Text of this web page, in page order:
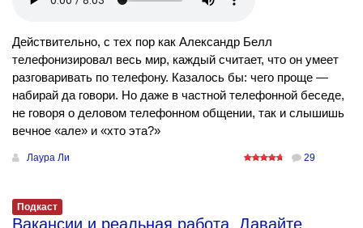
Действительно, с тех пор как Александр Белл
телефонизировал весь мир, каждый считает, что он умеет
разговаривать по телефону. Казалось бы: чего проще —
набирай да говори. Но даже в частной телефонной беседе,
не говоря о деловом телефонном общении, так и слышишь
вечное «але» и «хто эта?»
Лаура Ли 29
Подкаст
Вакансии и реальная работа. Давайте